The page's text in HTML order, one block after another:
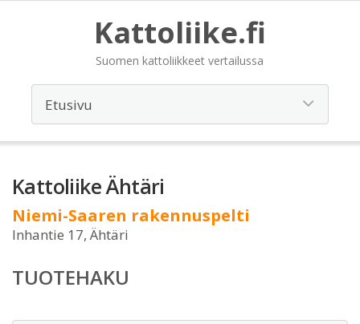
Kattoliike.fi
Suomen kattoliikkeet vertailussa
Kattoliike Ähtäri
Niemi-Saaren rakennuspelti
Inhantie 17, Ähtäri
TUOTEHAKU